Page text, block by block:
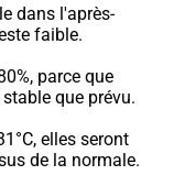
faible.
parce que
que prévu.
elles seront
de la normale.